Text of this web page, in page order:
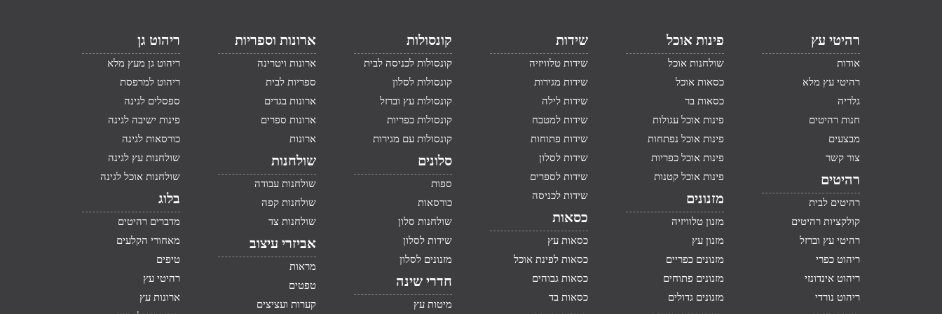
רהיטי עץ
אודות
רהיטי עץ מלא
גלריה
חנות רהיטים
מבצעים
צור קשר
רהיטים
רהיטים לבית
קולקציות רהיטים
רהיטי עץ וברזל
ריהוט כפרי
ריהוט אינדונזי
ריהוט נורדי
פינות אוכל
שולחנות אוכל
כסאות אוכל
כסאות בר
פינות אוכל עגולות
פינות אוכל נפתחות
פינות אוכל כפריות
פינות אוכל קטנות
מזנונים
מזנון טלוויזיה
מזנון עץ
מזנונים כפריים
מזנונים פתוחים
מזנונים גדולים
שידות
שידות טלוויזיה
שידות מגירות
שידות לילה
שידות למטבח
שידות פתוחות
שידות לסלון
שידות לספרים
שידות לכניסה
כסאות
כסאות עץ
כסאות לפינת אוכל
כסאות גבוהים
כסאות בד
קונסולות
קונסולות לכניסה לבית
קונסולות לסלון
קונסולות עץ וברזל
קונסולות כפריות
קונסולות עם מגירות
סלונים
ספות
כורסאות
שולחנות סלון
שידות לסלון
מזנונים לסלון
חדרי שינה
מיטות עץ
ארונות וספריות
ארונות ויטרינה
ספריות לבית
ארונות בגדים
ארונות ספרים
ארונות
שולחנות
שולחנות עבודה
שולחנות קפה
שולחנות צד
אביזרי עיצוב
מראות
טפטים
קערות ועציצים
ריהוט גן
ריהוט גן מעץ מלא
ריהוט למרפסת
ספסלים לגינה
פינות ישיבה לגינה
כורסאות לגינה
שולחנות עץ לגינה
שולחנות אוכל לגינה
בלוג
מדברים רהיטים
מאחורי הקלעים
טיפים
רהיטי עץ
ארונות עץ